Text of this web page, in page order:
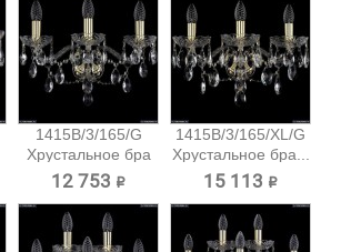
1415B/3/165/G
Хрустальное бра
Bohemia...
12 753 ₽
1415B/3/165/XL/G
Хрустальное бра...
15 113 ₽